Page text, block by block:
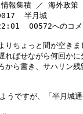
報集積 ／ 海外政策
半月城
00572へのコメ
ょっと間が空きま
ればせながら何回か
から書き、サハリン
うですが、「半月城